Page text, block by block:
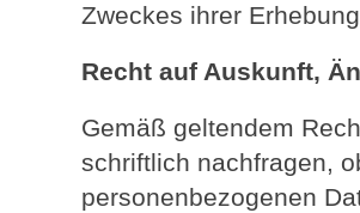
Zweckes ihrer
Recht auf Auskunft,
Gemäß geltendem
schriftlich nachfragen,
personenbezogenen